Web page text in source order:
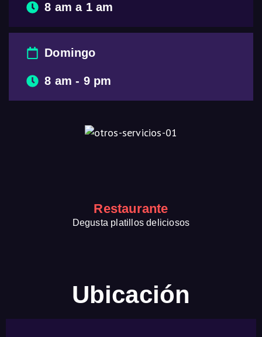
8 am a 1 am
Domingo
8 am - 9 pm
Restaurante
Degusta platillos deliciosos
Ubicación